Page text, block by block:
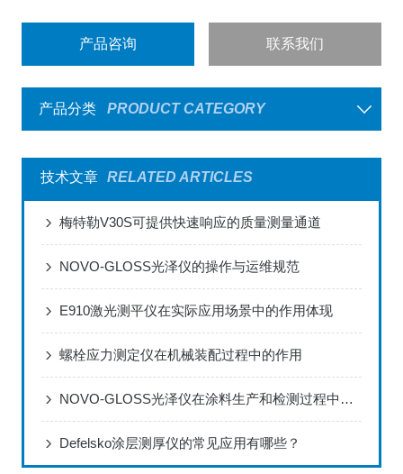
产品咨询 联系我们
产品分类 PRODUCT CATEGORY
技术文章 RELATED ARTICLES
梅特勒V30S可提供快速响应的质量测量通道
NOVO-GLOSS光泽仪的操作与运维规范
E910激光测平仪在实际应用场景中的作用体现
螺栓应力测定仪在机械装配过程中的作用
NOVO-GLOSS光泽仪在涂料生产和检测过程中的应用
Defelsko涂层测厚仪的常见应用有哪些？